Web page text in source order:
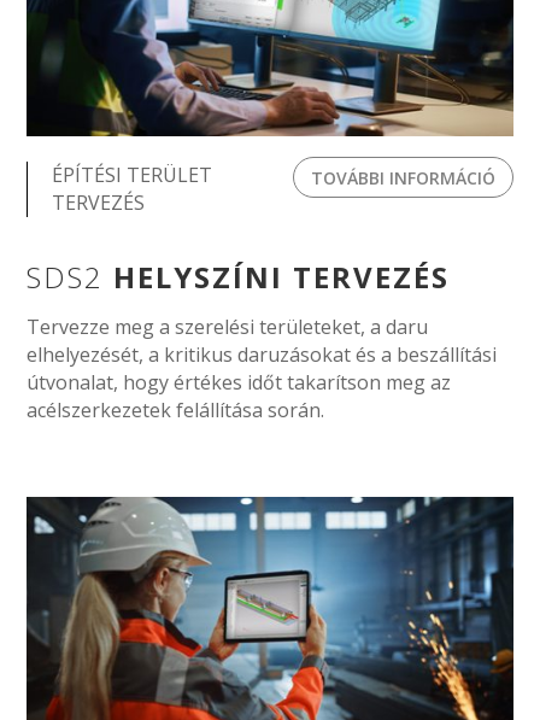
TOVÁBBI INFORMÁCIÓ
ÉPÍTÉSI TERÜLET
TERVEZÉS
SDS2 HELYSZÍNI TERVEZÉS
Tervezze meg a szerelési területeket, a daru
elhelyezését, a kritikus daruzásokat és a beszállítási
útvonalat, hogy értékes időt takarítson meg az
acélszerkezetek felállítása során.